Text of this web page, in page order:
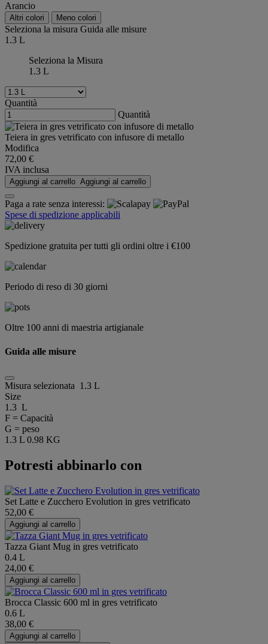
Arancio
Altri colori Meno colori
Seleziona la misura Guida alle misure
1.3 L
Seleziona la Misura
1.3 L
Quantità
Quantità
Teiera in gres vetrificato con infusore di metallo
Modifica
72,00 €
IVA inclusa
Aggiungi al carrello Aggiungi al carrello
Paga a rate senza interessi:
Spese di spedizione applicabili
Spedizione gratuita per tutti gli ordini oltre i €100
Periodo di reso di 30 giorni
Oltre 100 anni di maestria artigianale
Guida alle misure
Misura selezionata 1.3 L
Size
1.3 L
F = Capacità
G = peso
1.3 L 0.98 KG
Potresti abbinarlo con
Set Latte e Zucchero Evolution in gres vetrificato
52,00 €
Aggiungi al carrello
Tazza Giant Mug in gres vetrificato
0.4 L
24,00 €
Aggiungi al carrello
Brocca Classic 600 ml in gres vetrificato
0.6 L
38,00 €
Aggiungi al carrello